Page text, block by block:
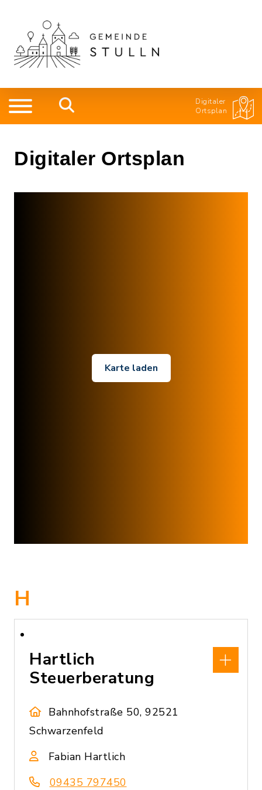
Digitaler
Ortsplan
Digitaler Ortsplan
Karte laden
H
Hartlich
Steuerberatung
Bahnhofstraße 50, 92521
Schwarzenfeld
Fabian Hartlich
09435 797450